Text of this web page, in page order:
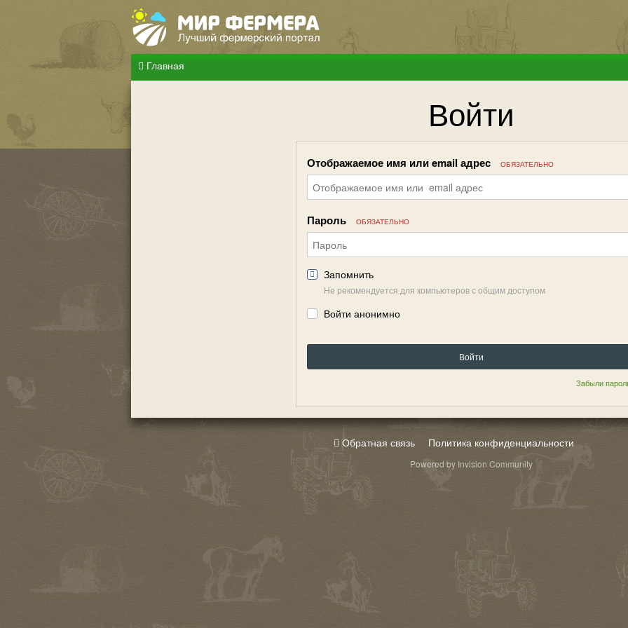
Главная
Войти
Отображаемое имя или email адрес ОБЯЗАТЕЛЬНО
Пароль ОБЯЗАТЕЛЬНО
Запомнить
Не рекомендуется для компьютеров с общим доступом
Войти анонимно
Войти
Забыли
Обратная связь Политика конфиденциальности
Powered by Invision Community